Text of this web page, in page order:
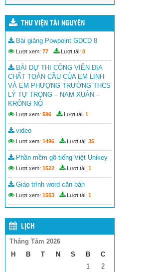
THƯ VIỆN TÀI NGUYÊN
Bài giảng Powpoint GDCD 8
Lượt xem: 77 Lượt tải: 0
BÀI DỰ THI CÔNG VIÊN ĐỊA
CHẤT TOÀN CẦU CỦA EM LINH
VÀ EM PHƯỢNG TRƯỜNG THCS
LÝ TỰ TRỌNG – NAM XUÂN –
KRÔNG NÔ
Lượt xem: 596 Lượt tải: 1
video
Lượt xem: 1496 Lượt tải: 35
Phần mềm gõ tiếng Việt Unikey
Lượt xem: 1522 Lượt tải: 1
Giáo trình word căn bản
Lượt xem: 1553 Lượt tải: 1
LỊCH
Tháng Tám 2026
H
B T N S B
C
1
2